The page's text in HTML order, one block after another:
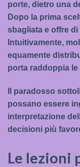
porte, dietro una
Dopo la prima
sbagliata e offre
Intuitivamente,
equamente
porta raddoppia
Il paradosso
possano essere
interpretazione
decisioni più
Le lezioni